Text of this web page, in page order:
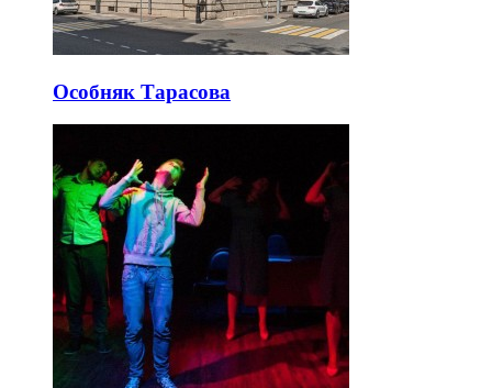
Особняк Тарасова